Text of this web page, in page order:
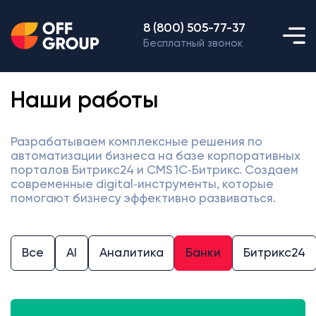
8 (800) 505-77-37
Бесплатный звонок
Наши работы
Разрабатываем комплексные решения по
автоматизации бизнеса на базе корпоративных
порталов Битрикс24 и CMS 1С‑Битрикс. Создаем
современные digital‑инструменты, которые
помогают бизнесу эффективно развиваться.
Все AI Аналитика Банки Битрикс24